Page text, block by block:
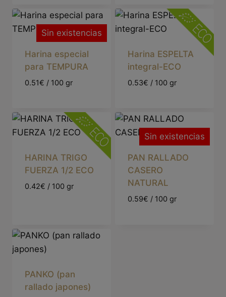
Harina especial
para TEMPURA
0.51€ / 100 gr
Sin existencias
Harina ESPELTA
integral-ECO
0.53€ / 100 gr
HARINA TRIGO
FUERZA 1/2 ECO
0.42€ / 100 gr
PAN RALLADO
CASERO
NATURAL
0.59€ / 100 gr
Sin existencias
PANKO (pan
rallado japones)